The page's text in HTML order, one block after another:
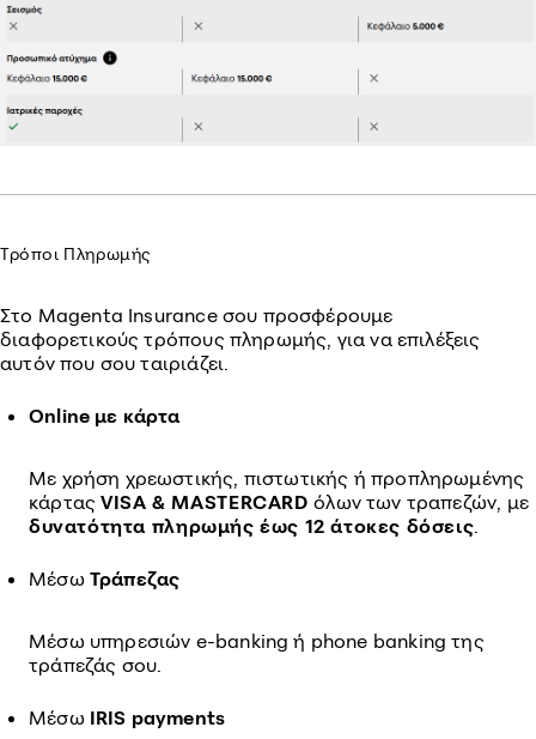
Τρόποι Πληρωμής
Στο Magenta Insurance σου προσφέρουμε
διαφορετικούς τρόπους πληρωμής, για να επιλέξεις
αυτόν που σου ταιριάζει.
Online με κάρτα
Με χρήση χρεωστικής, πιστωτικής ή προπληρωμένης
κάρταςVISA & MASTERCARDόλων των τραπεζών, με
δυνατότητα πληρωμής έως 12 άτοκες δόσεις.
Μέσω Τράπεζας
Μέσω υπηρεσιών e-banking ή phone banking της
τράπεζάς σου.
Μέσω IRIS payments